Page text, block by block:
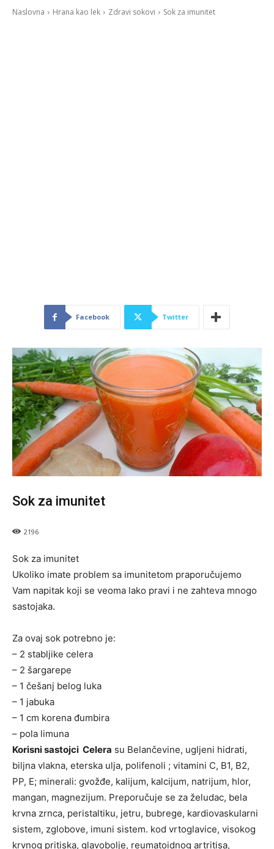
Naslovna Hrana kao lek Zdravi sokovi Sok za imunitet
Facebook Twitter
Sok za imunitet
2196
Sok za imunitet
Ukoliko imate problem sa imunitetom praporučujemo
Vam napitak koji se veoma lako pravi i ne zahteva mnogo
sastojaka.
Za ovaj sok potrebno je:
– 2 stabljike celera
– 2 šargarepe
– 1 češanj belog luka
– 1 jabuka
– 1 cm korena đumbira
– pola limuna
Korisni sastojci Celera su Belančevine, ugljeni hidrati,
biljna vlakna, eterska ulja, polifenoli ; vitamini C, B1, B2,
PP, E; minerali: gvožđe, kalijum, kalcijum, natrijum, hlor,
mangan, magnezijum. Preporučuje se za želudac, bela
krvna zrnca, peristaltiku, jetru, bubrege, kardiovaskularni
sistem, zglobove, imuni sistem. kod vrtoglavice, visokog
krvnog pritiska, glavobolje, reumatoidnog artritisa,